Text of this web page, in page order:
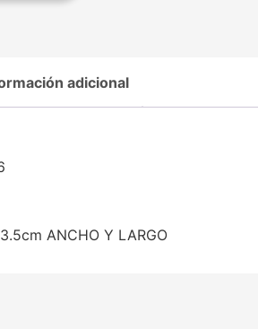
adicional
ANCHO Y LARGO